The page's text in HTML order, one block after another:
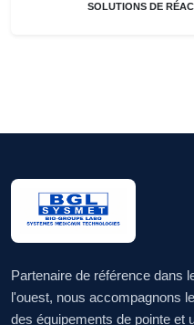
SOLUTIONS DE
Partenaire de référence dans
l'ouest, nous accompagnons
des équipements de pointe et